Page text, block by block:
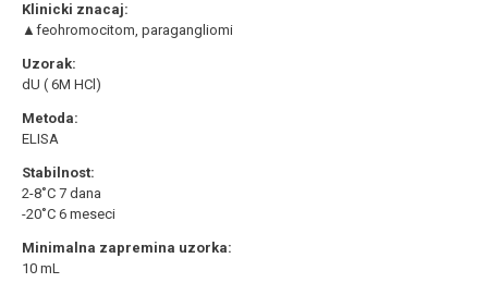
Klinicki znacaj:
▲feohromocitom, paragangliomi
Uzorak:
dU ( 6M HCl)
Metoda:
ELISA
Stabilnost:
2-8˚C 7 dana
-20˚C 6 meseci
Minimalna zapremina uzorka:
10 mL